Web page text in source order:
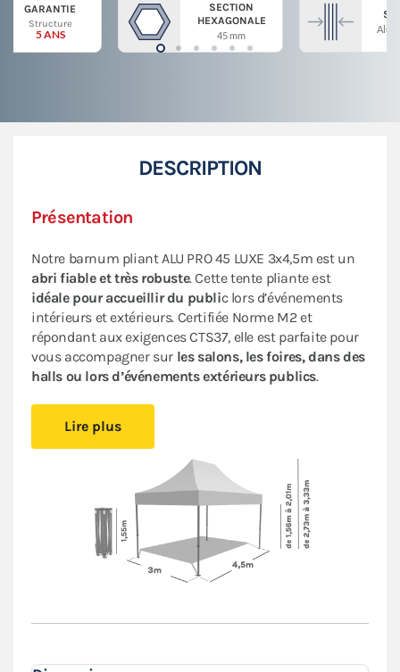
GARANTIE
Structure
5 ANS
SECTION
HEXAGONALE
45 mm
DESCRIPTION
Présentation
Notre barnum pliant ALU PRO 45 LUXE 3x4,5m est un
abri fiable et très robuste. Cette tente pliante est
idéale pour accueillir du public lors d’événements
intérieurs et extérieurs. Certifiée Norme M2 et
répondant aux exigences CTS37, elle est parfaite pour
vous accompagner sur les salons, les foires, dans des
halls ou lors d’événements extérieurs publics.
facilement dans votre véhicule. Le
sans outilvous offre un véritable confort de
Installez-vous rapidement où vous le souhaitez et
protégez-vous des aléas de la météo.
Le toit et les murs de ce barnum 3x4,5m
sont en
polyester avec enduction PVC de 380 g/m². Le toit est
renforcé aux angles et sur les coutures, et la bâche
L'armature hexagonale en aluminium assure solidité
Lire plus